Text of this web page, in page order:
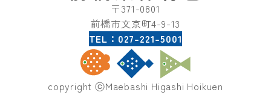
〒371-0801
前橋市文京町4-9-13
TEL：027-221-5001
copyright ⓒMaebashi Higashi Hoikuen